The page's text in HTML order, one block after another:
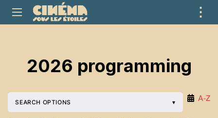
⋮
2026 programming
A‑Z
SEARCH OPTIONS